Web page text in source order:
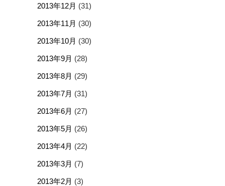
2013年12月 (31)
2013年11月 (30)
2013年10月 (30)
2013年9月 (28)
2013年8月 (29)
2013年7月 (31)
2013年6月 (27)
2013年5月 (26)
2013年4月 (22)
2013年3月 (7)
2013年2月 (3)